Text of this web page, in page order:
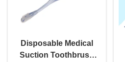
Disposable Medical
Suction Toothbrush